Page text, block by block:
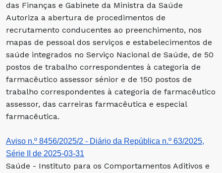
das Finanças e Gabinete da Ministra da Saúde
Autoriza a abertura de procedimentos de
recrutamento conducentes ao preenchimento, nos
mapas de pessoal dos serviços e estabelecimentos de
saúde integrados no Serviço Nacional de Saúde, de 50
postos de trabalho correspondentes à categoria de
farmacêutico assessor sénior e de 150 postos de
trabalho correspondentes à categoria de farmacêutico
assessor, das carreiras farmacêutica e especial
farmacêutica.
Aviso n.º 8456/2025/2 - Diário da República n.º 63/2025,
Série II de 2025-03-31
Saúde - Instituto para os Comportamentos Aditivos e